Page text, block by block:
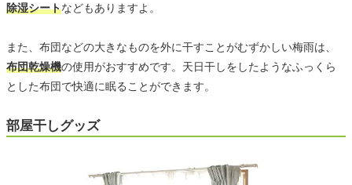
除湿シートなどもありますよ。
また、布団などの大きなものを外に干すことがむずかしい梅雨は、
布団乾燥機の使用がおすすめです。天日干しをしたようなふっくら
とした布団で快適に眠ることができます。
部屋干しグッズ